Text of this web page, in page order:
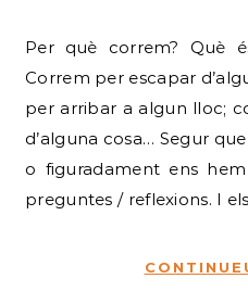
Per què correm? Què és el que ens fa córrer?
Correm per escapar
per arribar a algun lloc;
d’alguna cosa… Segur
o figuradament ens
preguntes / reflexions. I